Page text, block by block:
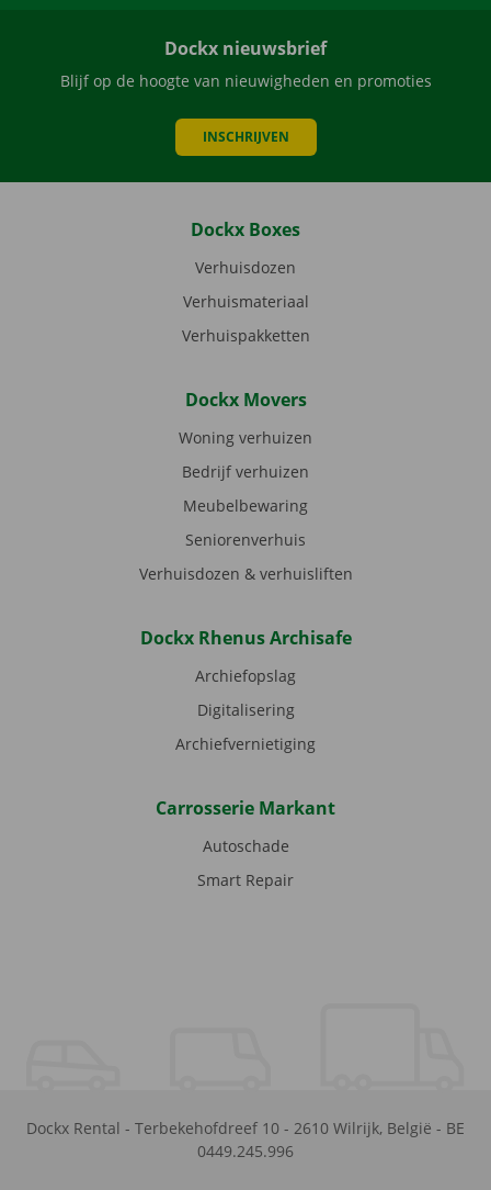
Dockx nieuwsbrief
Blijf op de hoogte van nieuwigheden en promoties
INSCHRIJVEN
Dockx Boxes
Verhuisdozen
Verhuismateriaal
Verhuispakketten
Dockx Movers
Woning verhuizen
Bedrijf verhuizen
Meubelbewaring
Seniorenverhuis
Verhuisdozen & verhuisliften
Dockx Rhenus Archisafe
Archiefopslag
Digitalisering
Archiefvernietiging
Carrosserie Markant
Autoschade
Smart Repair
Dockx Rental - Terbekehofdreef 10 - 2610 Wilrijk, België - BE
0449.245.996